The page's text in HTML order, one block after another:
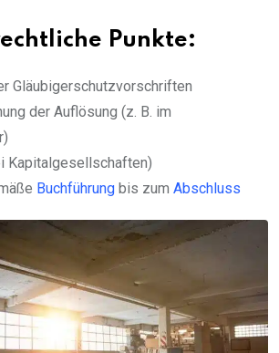
Punkte:
Gläubigerschutzvorschriften
der Auflösung (z. B. im
Kapitalgesellschaften)
Buchführung bis zum Abschluss